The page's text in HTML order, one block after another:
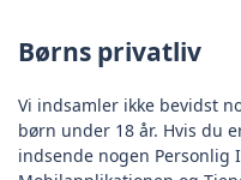
Børns privatliv
Vi indsamler ikke bevidst
børn under 18 år. Hvis du
indsende nogen Personlig